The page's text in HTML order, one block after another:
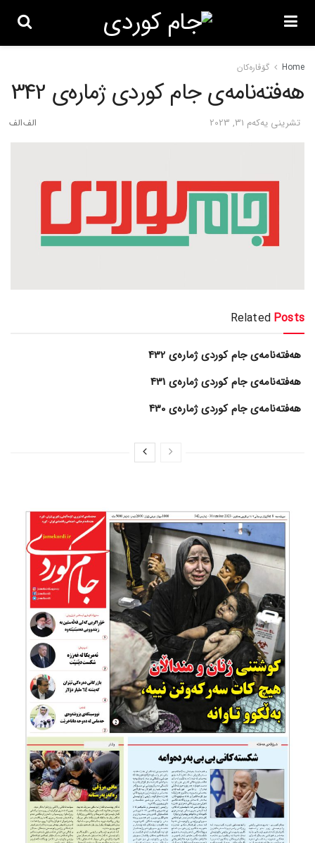
Home گۆڤاره‌کان
هەفتەنامەی جام کوردی ژمارەی 342
تشرینی یه‌كه‌م 31, 2023
Related Posts
هەفتەنامەی جام کوردی ژمارەی 432
هەفتەنامەی جام کوردی ژمارەی 431
هەفتەنامەی جام کوردی ژمارەی 430